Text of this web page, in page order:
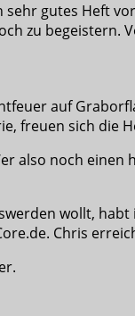
gutes Heft
zu begeistern.
auf
freuen sich die
also noch
wollt,
Chris